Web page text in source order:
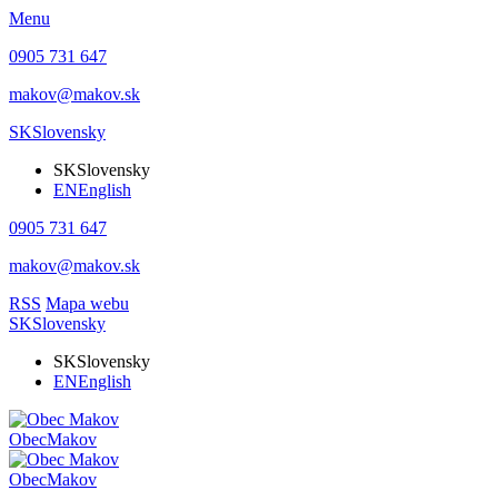
Menu
0905 731 647
makov@makov.sk
SKSlovensky
SKSlovensky
ENEnglish
0905 731 647
makov@makov.sk
RSS Mapa webu
SKSlovensky
SKSlovensky
ENEnglish
ObecMakov
ObecMakov